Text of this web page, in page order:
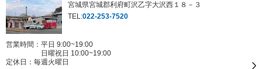
宮城県宮城郡利府町沢乙字大沢西１８－３
TEL:022-253-7520
営業時間：平日 9:00~19:00
日曜祝日 10:00~19:00
定休日： 毎週火曜日